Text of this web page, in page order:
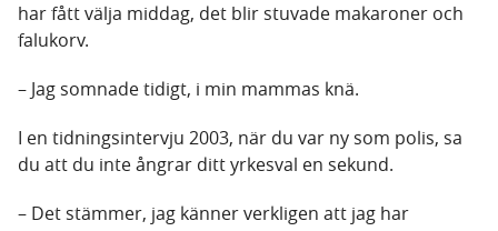
har fått välja middag, det blir stuvade makaroner och
falukorv.
– Jag somnade tidigt, i min mammas knä.
I en tidningsintervju 2003, när du var ny som polis, sa
du att du inte ångrar ditt yrkesval en sekund.
– Det stämmer, jag känner verkligen att jag har